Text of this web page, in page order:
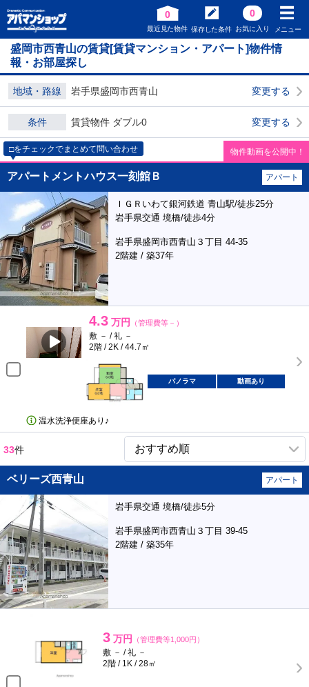
0
最近見た物件 保存した条件
0
お気に入り メニュー
盛岡市西青山の賃貸[賃貸マンション・アパート]物件情
報・お部屋探し
地域・路線 岩手県盛岡市西青山 変更する
条件 賃貸物件 ダブル0 変更する
□をチェックでまとめて問い合わせ 物件動画を公開中！
アパートメントハウス一刻館Ｂ アパート
ＩＧＲいわて銀河鉄道 青山駅/徒歩25分
岩手県交通 境橋/徒歩4分
岩手県盛岡市西青山３丁目 44-35
2階建 / 築37年
4.3 万円 （管理費等－）
敷 － / 礼 －
2階 / 2K / 44.7㎡
パノラマ 動画あり
温水洗浄便座あり♪
33件
ベリーズ西青山 アパート
岩手県交通 境橋/徒歩5分
岩手県盛岡市西青山３丁目 39-45
2階建 / 築35年
3 万円 （管理費等1,000円）
敷 － / 礼 －
2階 / 1K / 28㎡